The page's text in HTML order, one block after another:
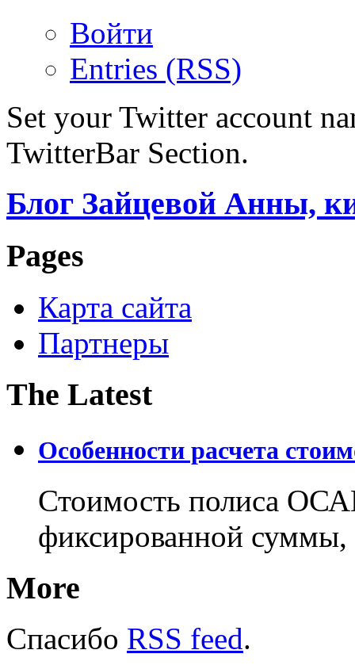
Войти
Entries (RSS)
Set your Twitter account
TwitterBar Section.
Блог Зайцевой Анны,
Pages
Карта сайта
Партнеры
The Latest
Особенности расчета
Стоимость полиса
фиксированной
More
Спасибо RSS feed.